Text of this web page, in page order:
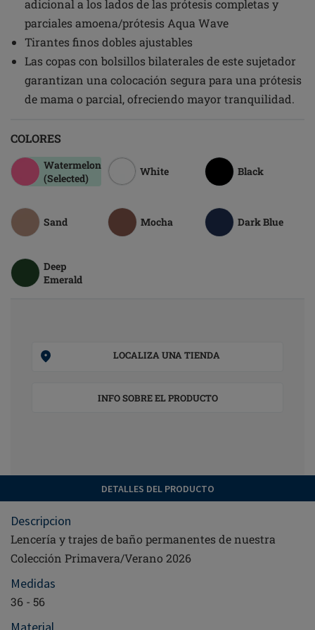
adicional a los lados de las prótesis completas y
parciales amoena/prótesis Aqua Wave
Tirantes finos dobles ajustables
Las copas con bolsillos bilaterales de este sujetador
garantizan una colocación segura para una prótesis
de mama o parcial, ofreciendo mayor tranquilidad.
COLORES
Watermelon
(Selected)
White Black
Sand Mocha Dark Blue
Deep
Emerald
LOCALIZA UNA TIENDA
INFO SOBRE EL PRODUCTO
DETALLES DEL PRODUCTO
Descripcion
Lencería y trajes de baño permanentes de nuestra
Colección Primavera/Verano 2026
Medidas
36 - 56